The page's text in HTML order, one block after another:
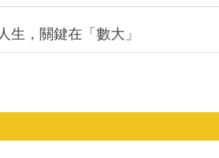
生，關鍵在「數大」